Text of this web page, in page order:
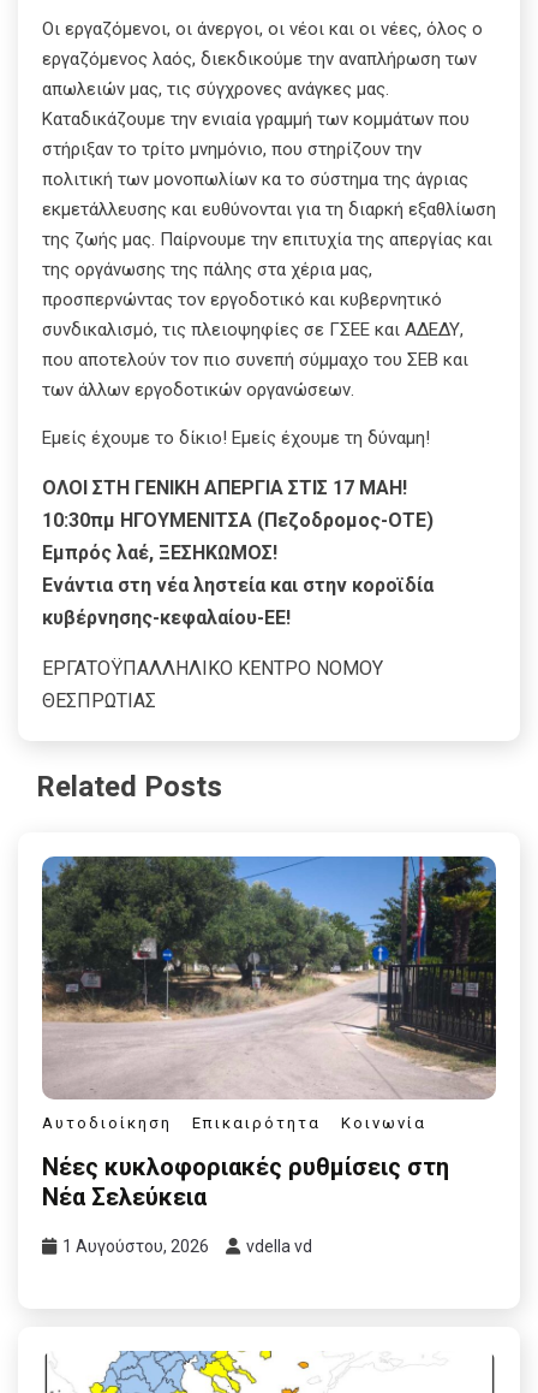
Οι εργαζόμενοι, οι άνεργοι, οι νέοι και οι νέες, όλος ο
εργαζόμενος λαός, διεκδικούμε την αναπλήρωση των
απωλειών μας, τις σύγχρονες ανάγκες μας.
Καταδικάζουμε την ενιαία γραμμή των κομμάτων που
στήριξαν το τρίτο μνημόνιο, που στηρίζουν την
πολιτική των μονοπωλίων κα το σύστημα της άγριας
εκμετάλλευσης και ευθύνονται για τη διαρκή εξαθλίωση
της ζωής μας. Παίρνουμε την επιτυχία της απεργίας και
της οργάνωσης της πάλης στα χέρια μας,
προσπερνώντας τον εργοδοτικό και κυβερνητικό
συνδικαλισμό, τις πλειοψηφίες σε ΓΣΕΕ και ΑΔΕΔΥ,
που αποτελούν τον πιο συνεπή σύμμαχο του ΣΕΒ και
των άλλων εργοδοτικών οργανώσεων.
Εμείς έχουμε το δίκιο! Εμείς έχουμε τη δύναμη!
ΟΛΟΙ ΣΤΗ ΓΕΝΙΚΗ ΑΠΕΡΓΙΑ ΣΤΙΣ 17 ΜΑΗ!
10:30πμ ΗΓΟΥΜΕΝΙΤΣΑ (Πεζοδρομος-ΟΤΕ)
Εμπρός λαέ, ΞΕΣΗΚΩΜΟΣ!
Ενάντια στη νέα ληστεία και στην κοροϊδία
κυβέρνησης-κεφαλαίου-ΕΕ!
ΕΡΓΑΤΟΫΠΑΛΛΗΛΙΚΟ ΚΕΝΤΡΟ ΝΟΜΟΥ
ΘΕΣΠΡΩΤΙΑΣ
Related Posts
Αυτοδιοίκηση Επικαιρότητα Κοινωνία
Νέες κυκλοφοριακές ρυθμίσεις στη
Νέα Σελεύκεια
1 Αυγούστου, 2026 vdella vd